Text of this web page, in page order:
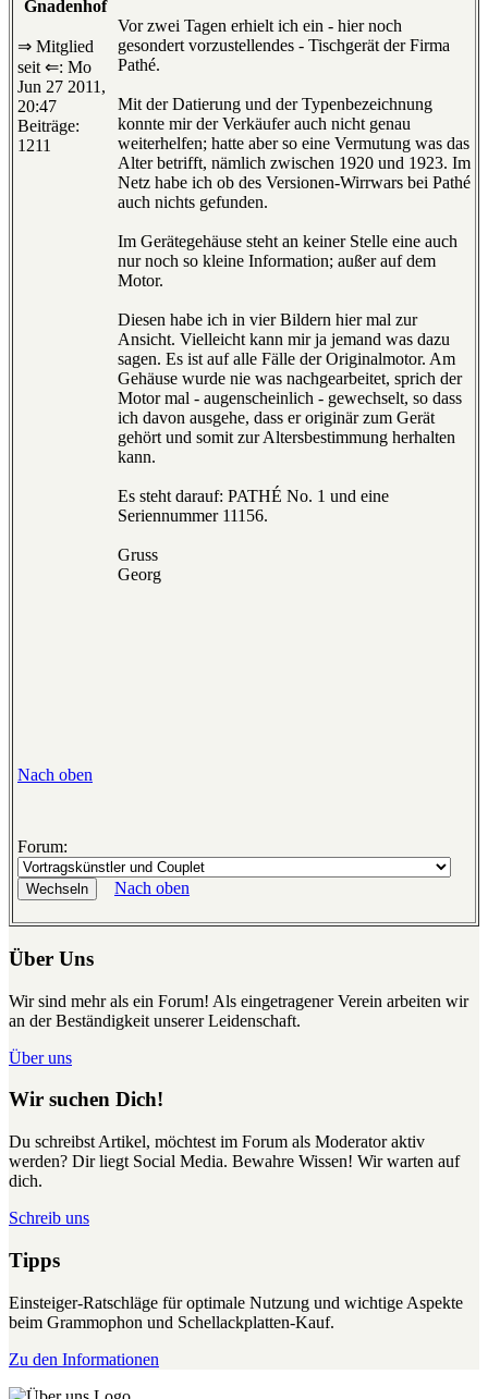
Gnadenhof
⇒ Mitglied
seit ⇐: Mo
Jun 27 2011,
20:47
Beiträge:
1211
Vor zwei Tagen erhielt ich ein - hier noch
gesondert vorzustellendes - Tischgerät der Firma
Pathé.
Mit der Datierung und der Typenbezeichnung
konnte mir der Verkäufer auch nicht genau
weiterhelfen; hatte aber so eine Vermutung was das
Alter betrifft, nämlich zwischen 1920 und 1923. Im
Netz habe ich ob des Versionen-Wirrwars bei Pathé
auch nichts gefunden.
Im Gerätegehäuse steht an keiner Stelle eine auch
nur noch so kleine Information; außer auf dem
Motor.
Diesen habe ich in vier Bildern hier mal zur
Ansicht. Vielleicht kann mir ja jemand was dazu
sagen. Es ist auf alle Fälle der Originalmotor. Am
Gehäuse wurde nie was nachgearbeitet, sprich der
Motor mal - augenscheinlich - gewechselt, so dass
ich davon ausgehe, dass er originär zum Gerät
gehört und somit zur Altersbestimmung herhalten
kann.
Es steht darauf: PATHÉ No. 1 und eine
Seriennummer 11156.
Gruss
Georg
Nach oben
Forum:
Nach oben
Über Uns
Wir sind mehr als ein Forum! Als eingetragener Verein arbeiten wir
an der Beständigkeit unserer Leidenschaft.
Über uns
Wir suchen Dich!
Du schreibst Artikel, möchtest im Forum als Moderator aktiv
werden? Dir liegt Social Media. Bewahre Wissen! Wir warten auf
dich.
Schreib uns
Tipps
Einsteiger-Ratschläge für optimale Nutzung und wichtige Aspekte
beim Grammophon und Schellackplatten-Kauf.
Zu den Informationen